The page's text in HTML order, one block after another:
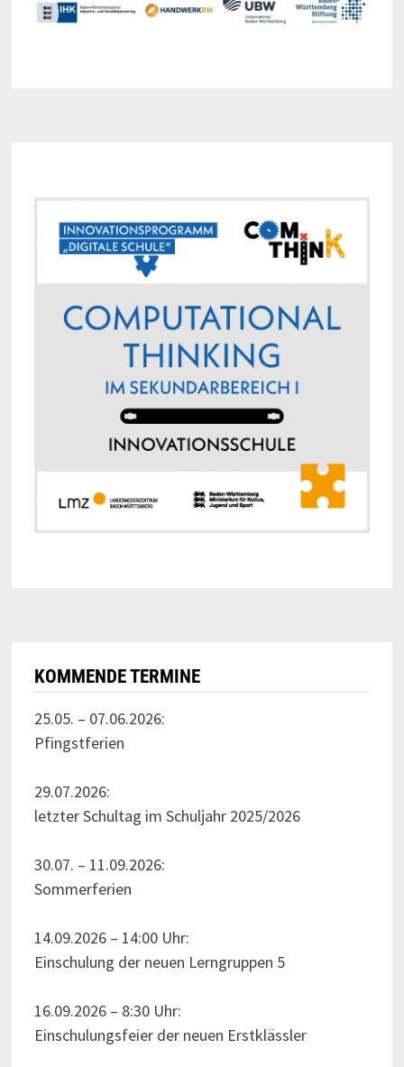
KOMMENDE TERMINE
25.05. – 07.06.2026:
Pfingstferien
29.07.2026:
letzter Schultag im Schuljahr 2025/2026
30.07. – 11.09.2026:
Sommerferien
14.09.2026 – 14:00 Uhr:
Einschulung der neuen Lerngruppen 5
16.09.2026 – 8:30 Uhr:
Einschulungsfeier der neuen Erstklässler